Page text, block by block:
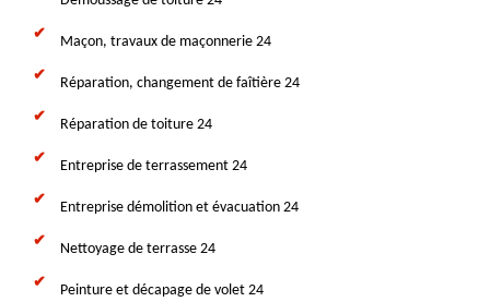
Maçon, travaux de maçonnerie 24
Réparation, changement de faîtière 24
Réparation de toiture 24
Entreprise de terrassement 24
Entreprise démolition et évacuation 24
Nettoyage de terrasse 24
Peinture et décapage de volet 24